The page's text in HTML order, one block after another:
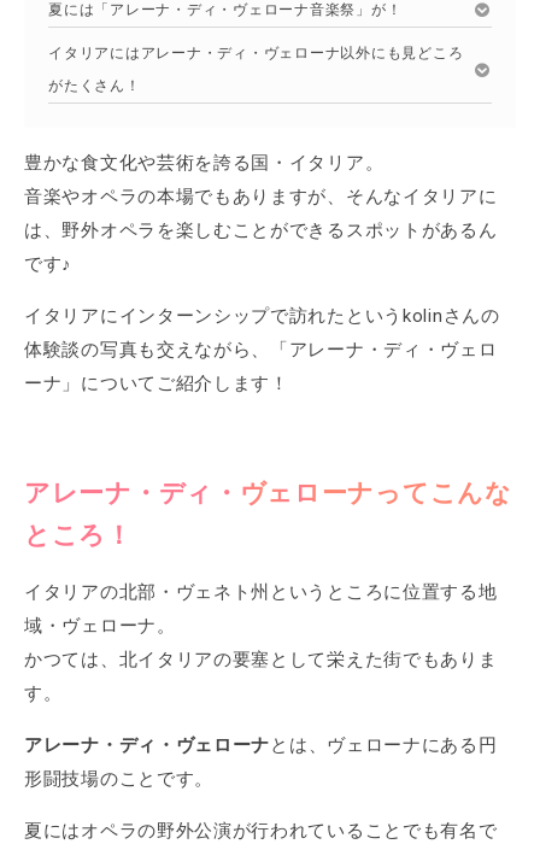
夏には「アレーナ・ディ・ヴェローナ音楽祭」が！
イタリアにはアレーナ・ディ・ヴェローナ以外にも見どころ
がたくさん！
豊かな食文化や芸術を誇る国・イタリア。
音楽やオペラの本場でもありますが、そんなイタリアに
は、野外オペラを楽しむことができるスポットがあるん
です♪
イタリアにインターンシップで訪れたというkolinさんの
体験談の写真も交えながら、「アレーナ・ディ・ヴェロ
ーナ」についてご紹介します！
アレーナ・ディ・ヴェローナってこんな
ところ！
イタリアの北部・ヴェネト州というところに位置する地
域・ヴェローナ。
かつては、北イタリアの要塞として栄えた街でもありま
す。
アレーナ・ディ・ヴェローナとは、ヴェローナにある円
形闘技場のことです。
夏にはオペラの野外公演が行われていることでも有名で